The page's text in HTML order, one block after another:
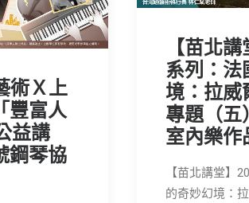
術Ｘ上
豐富人
益講
鋼琴協
【苗北
系列：法
境：拉威
專題（五
室內樂作
【苗北講堂】
的奇妙幻境：